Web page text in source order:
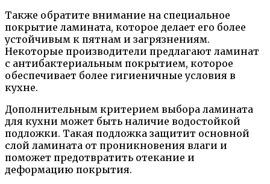
Также обратите внимание на специальное
покрытие ламината, которое делает его более
устойчивым к пятнам и загрязнениям.
Некоторые производители предлагают ламинат
с антибактериальным покрытием, которое
обеспечивает более гигиеничные условия в
кухне.
Дополнительным критерием выбора ламината
для кухни может быть наличие водостойкой
подложки. Такая подложка защитит основной
слой ламината от проникновения влаги и
поможет предотвратить отекание и
деформацию покрытия.